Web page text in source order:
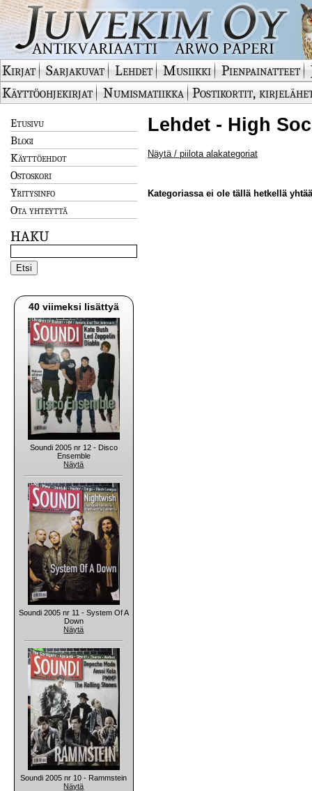
Kirjat Sarjakuvat Lehdet Musiikki Pienpainatteet
Käyttöohjekirjat
Numismatiikka Postikortit,
Etusivu
Blogi
Käyttöehdot
Ostoskori
Yritysinfo
Ota yhteyttä
HAKU
40 viimeksi lisättyä
Soundi 2005 nr 12 - Disco
Ensemble
Näytä
Soundi 2005 nr 11 - System Of A
Down
Näytä
Soundi 2005 nr 10 - Rammstein
Näytä
Lehdet - High
Näytä / piilota alakategoriat
Kategoriassa ei ole tällä hetkellä